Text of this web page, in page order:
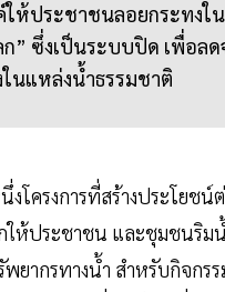
ให้ประชาชนลอยกระทงใ
ก” ซึ่งเป็นระบบปิด เพื่อล
นแหล่งน้ำธรรมชาติ
โครงการที่สร้างประโยชน์
ห้ประชาชน และชุมชนริม
ยากรทางน้ำ สำหรับกิจกร